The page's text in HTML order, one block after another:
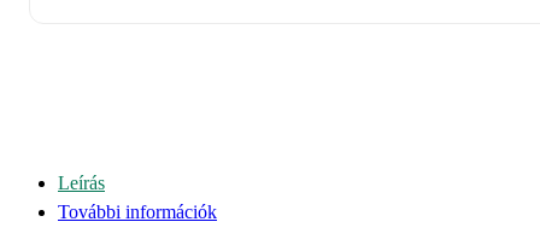
Leírás
További információk